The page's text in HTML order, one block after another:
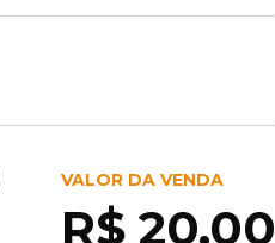
VALOR DA VENDA
R$ 20,00